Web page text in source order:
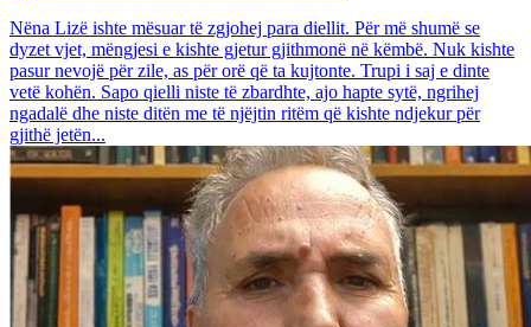
Nëna Lizë ishte mësuar të zgjohej para diellit. Për më shumë se
dyzet vjet, mëngjesi e kishte gjetur gjithmonë në këmbë. Nuk kishte
pasur nevojë për zile, as për orë që ta kujtonte. Trupi i saj e dinte
vetë kohën. Sapo qielli niste të zbardhte, ajo hapte sytë, ngrihej
ngadalë dhe niste ditën me të njëjtin ritëm që kishte ndjekur për
gjithë jetën...